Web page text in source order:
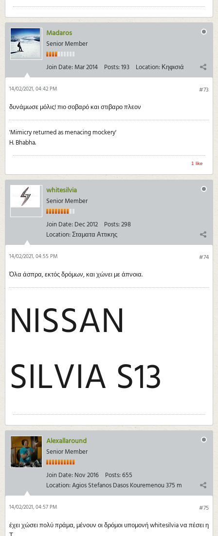
Madaros
Senior Member
Join Date: Mar 2014 Posts:193 Location: Κηφισιά
#73
14/02/2021, 04:42 PM
δυνάμωσε μόλις! πιο σοβαρό και στιβαρο πλεον
'Mimicry returned as menacing mockery'
H. Bhabha.
1 like
whitesilvia
Senior Member
Join Date: Dec 2012 Posts:298
Location:Σταματα Αττικης
#74
14/02/2021, 04:55 PM
Όλα άσπρα, εκτός δρόμων, και χώνει με άπνοια.
NISSAN
SILVIA S13
Alexallaround
Senior Member
Join Date: Nov 2016 Posts:655
Location:Agios Stefanos Dasos Kouremenou 375 m
#75
14/02/2021, 04:57 PM
έχει χώσει πολύ πράμα, μένουν οι δρόμοι υπομονή whitesilvia να πέσει η